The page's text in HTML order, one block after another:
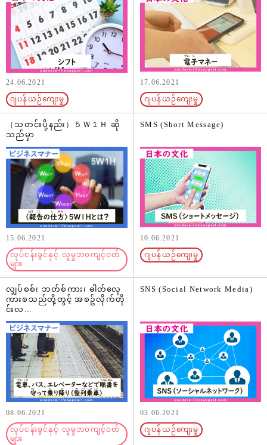
24.06.2021
ဂျပန်ယဉ်ကျေးမှု
17.06.2021
ဂျပန်ယဉ်ကျေးမှု
（သတင်းပို့နည်း）５Ｗ１Ｈ ဆို
သည်မှာ
15.06.2021
လုပ်ငန်းခွင်နှင့် လူမှုဘဝကျင့်ဝတ်
များ
SMS (Short Message)
10.06.2021
ဂျပန်ယဉ်ကျေးမှု
လျှပ်စစ်၊ ဘတ်စ်ကား၊ ဓါတ်လှေ
ကားစသည်တို့တွင့် အစဥ်လိုက်တို
င်းလ...
08.06.2021
လုပ်ငန်းခွင်နှင့် လူမှုဘဝကျင့်ဝတ်
များ
SNS (Social Network Media)
03.06.2021
ဂျပန်ယဉ်ကျေးမှု